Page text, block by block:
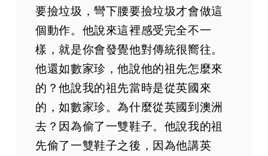
要撿垃圾，彎下腰要撿垃圾才會做這
個動作。他說來這裡感受完全不一
樣，就是你會發覺他對傳統很嚮往。
他還如數家珍，他說他的祖先怎麼來
的？他說我的祖先當時是從英國來
的，如數家珍。為什麼從英國到澳洲
去？因為偷了一雙鞋子。他說我的祖
先偷了一雙鞋子之後，因為他講英